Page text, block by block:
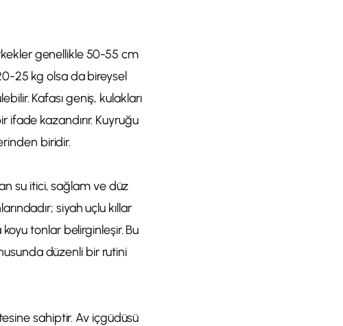
genellikle 50-55 cm
25 kg olsa da bireysel
Kafası geniş, kulakları
kazandırır. Kuyruğu
biridir.
su itici, sağlam ve düz
siyah uçlu kıllar
tonlar belirginleşir. Bu
düzenli bir rutini
sahiptir. Av içgüdüsü